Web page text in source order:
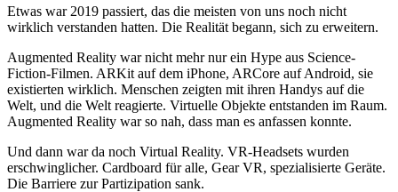
Etwas war 2019 passiert, das die meisten von uns noch nicht
wirklich verstanden hatten. Die Realität begann, sich zu erweitern.
Augmented Reality war nicht mehr nur ein Hype aus Science-
Fiction-Filmen. ARKit auf dem iPhone, ARCore auf Android, sie
existierten wirklich. Menschen zeigten mit ihren Handys auf die
Welt, und die Welt reagierte. Virtuelle Objekte entstanden im Raum.
Augmented Reality war so nah, dass man es anfassen konnte.
Und dann war da noch Virtual Reality. VR-Headsets wurden
erschwinglicher. Cardboard für alle, Gear VR, spezialisierte Geräte.
Die Barriere zur Partizipation sank.